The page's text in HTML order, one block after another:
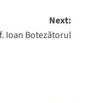
Next:
Ioan Botezătorul